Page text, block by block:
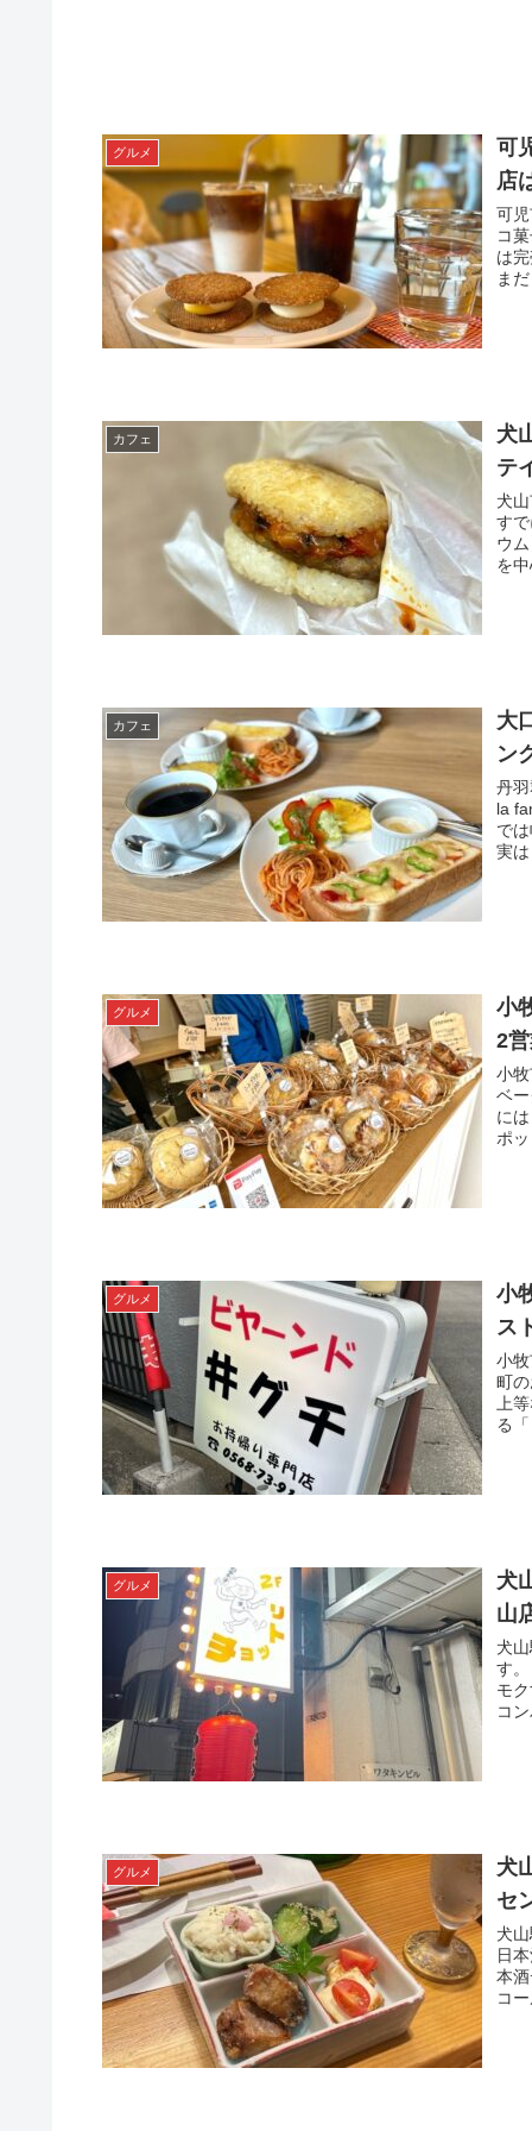
グルメ
可
店
可
コ
は
ま
カフェ
犬
テ
犬
す
ウ
を
カフェ
大
ン
丹
la
で
実
グルメ
小
2
小
ベ
に
ポ
グルメ
小
ス
小
町
上
る
グルメ
犬
山
犬
す
モ
コ
グルメ
犬
セ
犬
日
本
コ